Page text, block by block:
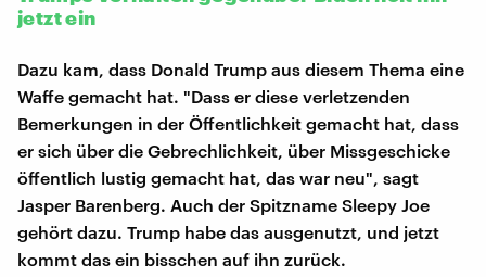
jetzt ein
Dazu kam, dass Donald Trump aus diesem Thema eine
Waffe gemacht hat. "Dass er diese verletzenden
Bemerkungen in der Öffentlichkeit gemacht hat, dass
er sich über die Gebrechlichkeit, über Missgeschicke
öffentlich lustig gemacht hat, das war neu", sagt
Jasper Barenberg. Auch der Spitzname Sleepy Joe
gehört dazu. Trump habe das ausgenutzt, und jetzt
kommt das ein bisschen auf ihn zurück.